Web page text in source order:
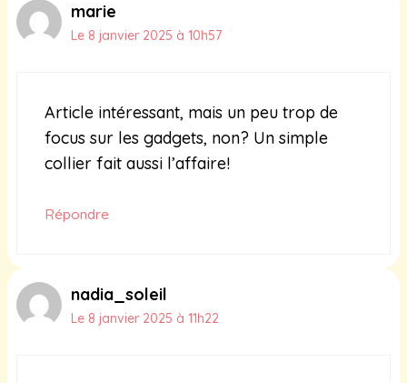
marie
Le 8 janvier 2025 à 10h57
Article intéressant, mais un peu trop de
focus sur les gadgets, non? Un simple
collier fait aussi l’affaire!
Répondre
nadia_soleil
Le 8 janvier 2025 à 11h22